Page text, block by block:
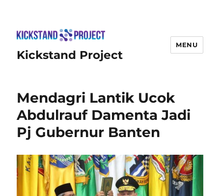
Kickstand Project
MENU
Mendagri Lantik Ucok
Abdulrauf Damenta Jadi
Pj Gubernur Banten